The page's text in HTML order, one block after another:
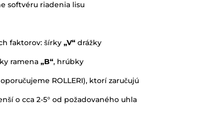
softvéru riadenia lisu
faktorov: šírky„V“ drážky
ramena„B“, hrúbky
ROLLERI), ktorí zaručujú
o cca 2-5° od požadovaného uhla